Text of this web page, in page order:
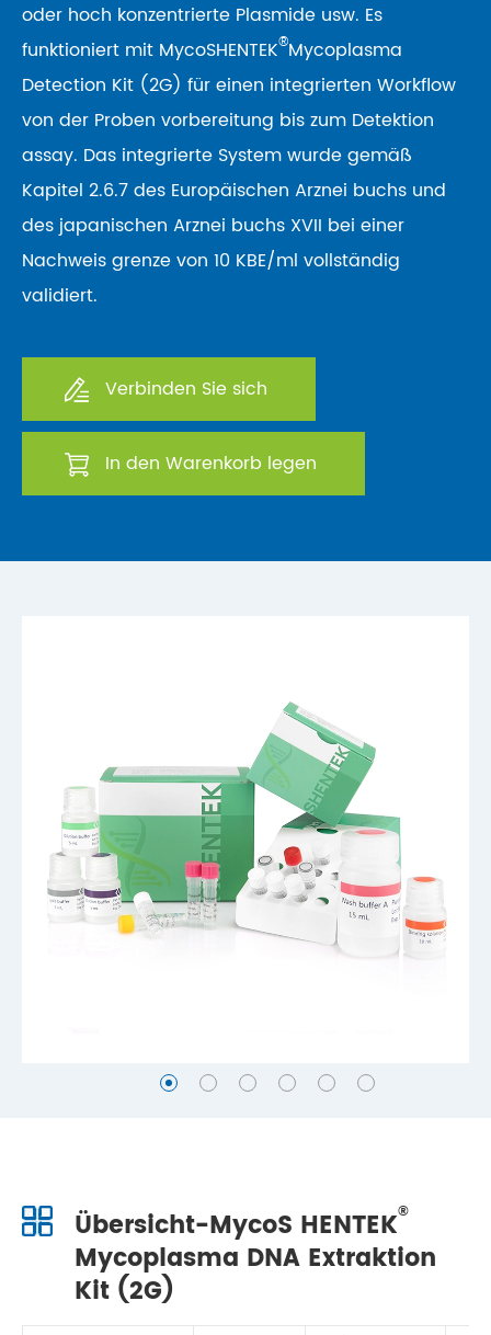
oder hoch konzentrierte Plasmide usw. Es
funktioniert mit MycoSHENTEK®Mycoplasma
Detection Kit (2G) für einen integrierten Workflow
von der Proben vorbereitung bis zum Detektion
assay. Das integrierte System wurde gemäß
Kapitel 2.6.7 des Europäischen Arznei buchs und
des japanischen Arznei buchs XVII bei einer
Nachweis grenze von 10 KBE/ml vollständig
validiert.
Verbinden Sie sich
In den Warenkorb legen
Übersicht-MycoS HENTEK®
Mycoplasma DNA Extraktion
Kit (2G)